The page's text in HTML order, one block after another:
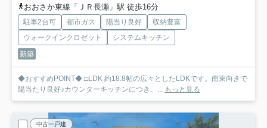
おおさか東線「ＪＲ長瀬」駅 徒歩16分
駐車2台可 都市ガス 陽当り良好
収納豊富
ウォークインクロゼット
システムキッチン
新築
◆おすすめPOINT◆ □LDK 約18.8帖の広々としたLDKです。南東向きで
陽当たり良好♪カウンターキッチンにつき、...
もっと見る
中古一戸建